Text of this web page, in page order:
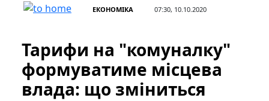
ЕКОНОМІКА 07:30, 10.10.2020
Тарифи на "комуналку"
формуватиме місцева
влада: що зміниться